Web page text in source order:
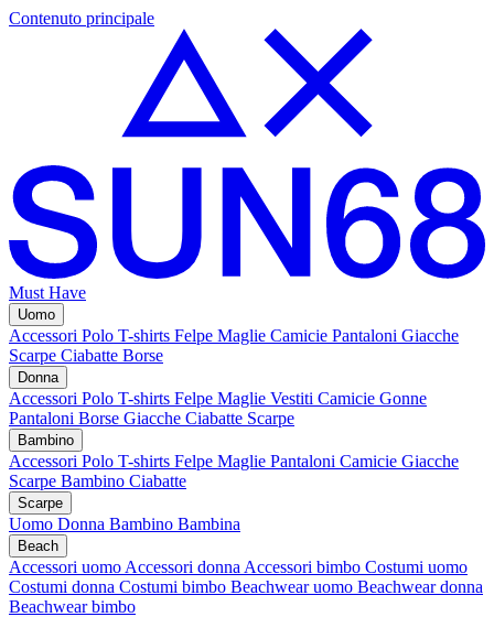
Contenuto principale
Must Have
Uomo
Accessori Polo T-shirts Felpe Maglie Camicie Pantaloni Giacche
Scarpe Ciabatte Borse
Donna
Accessori Polo T-shirts Felpe Maglie Vestiti Camicie Gonne
Pantaloni Borse Giacche Ciabatte Scarpe
Bambino
Accessori Polo T-shirts Felpe Maglie Pantaloni Camicie Giacche
Scarpe Bambino Ciabatte
Scarpe
Uomo Donna Bambino Bambina
Beach
Accessori uomo Accessori donna Accessori bimbo Costumi uomo
Costumi donna Costumi bimbo Beachwear uomo Beachwear donna
Beachwear bimbo